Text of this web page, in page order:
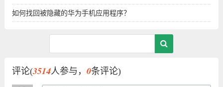
如何找回被隐藏的华为手机应用程序？
评论(3514人参与， 0条评论)